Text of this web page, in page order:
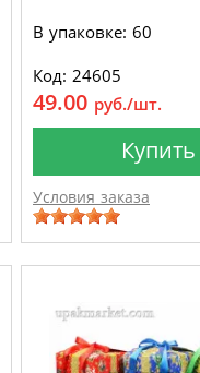
В упаковке: 60
Код: 24605
49.00 руб./шт.
Купить
Условия заказа